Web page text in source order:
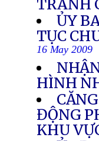
TRANH
ỦY
TỤC
16 May 2009
HÌNH
ĐỘNG
KHU